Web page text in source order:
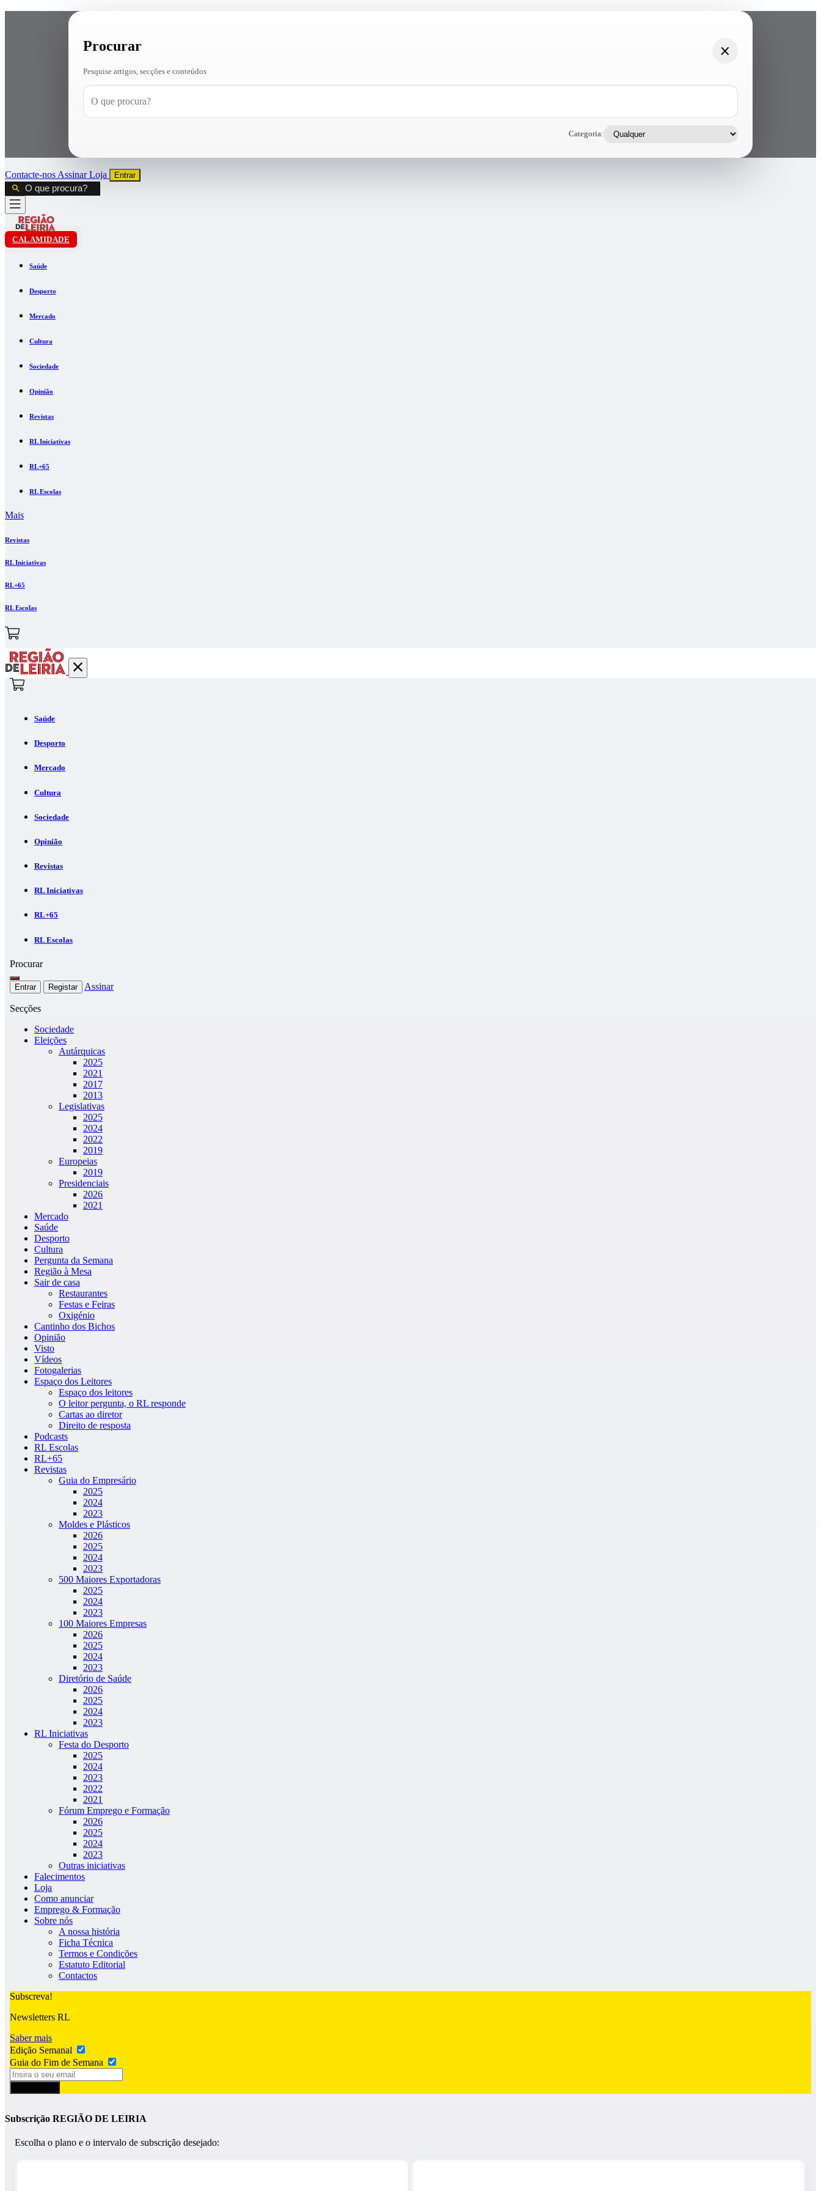
Procurar
Pesquise artigos, secções e conteúdos
Categoria:
Contacte-nos AssinarLoja Entrar
CALAMIDADE
Saúde
Desporto
Mercado
Cultura
Sociedade
Opinião
Revistas
RL Iniciativas
RL+65
RL Escolas
Mais
Revistas
RL Iniciativas
RL+65
RL Escolas
Saúde
Desporto
Mercado
Cultura
Sociedade
Opinião
Revistas
RL Iniciativas
RL+65
RL Escolas
Procurar
Entrar Registar Assinar
Secções
Sociedade
Eleições
Autárquicas
2025
2021
2017
2013
Legislativas
2025
2024
2022
2019
Europeias
2019
Presidenciais
2026
2021
Mercado
Saúde
Desporto
Cultura
Pergunta da Semana
Região à Mesa
Sair de casa
Restaurantes
Festas e Feiras
Oxigénio
Cantinho dos Bichos
Opinião
Visto
Vídeos
Fotogalerias
Espaço dos Leitores
Espaço dos leitores
O leitor pergunta, o RL responde
Cartas ao diretor
Direito de resposta
Podcasts
RL Escolas
RL+65
Revistas
Guia do Empresário
2025
2024
2023
Moldes e Plásticos
2026
2025
2024
2023
500 Maiores Exportadoras
2025
2024
2023
100 Maiores Empresas
2026
2025
2024
2023
Diretório de Saúde
2026
2025
2024
2023
RL Iniciativas
Festa do Desporto
2025
2024
2023
2022
2021
Fórum Emprego e Formação
2026
2025
2024
2023
Outras iniciativas
Falecimentos
Loja
Como anunciar
Emprego & Formação
Sobre nós
A nossa história
Ficha Técnica
Termos e Condições
Estatuto Editorial
Contactos
Subscreva!
Newsletters RL
Saber mais
Edição Semanal
Guia do Fim de Semana
Subscrição REGIÃO DE LEIRIA
Escolha o plano e o intervalo de subscrição desejado: